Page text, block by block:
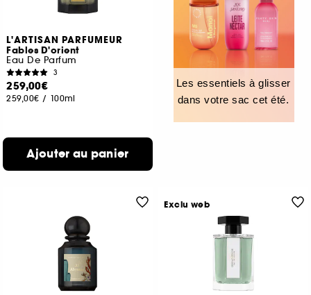
L'ARTISAN PARFUMEUR
Fables D'orient
Eau De Parfum
3
259,00€
259,00€ / 100ml
Ajouter au panier
Les essentiels à glisser
dans votre sac cet été.
Exclu web